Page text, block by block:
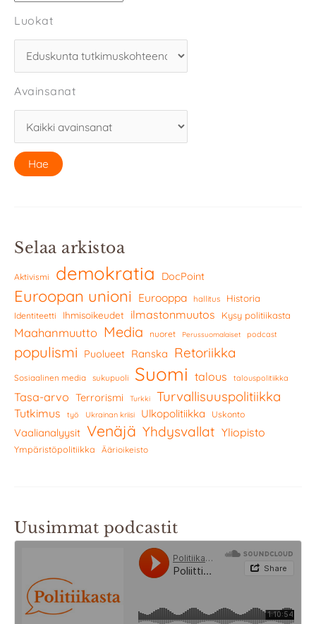
Luokat
Avainsanat
Selaa arkistoa
Aktivismi demokratia DocPoint
Euroopan unioni Eurooppa hallitus Historia
Identiteetti Ihmisoikeudet ilmastonmuutos Kysy politiikasta
Maahanmuutto Media nuoret Perussuomalaiset podcast
populismi Puolueet Ranska Retoriikka
Sosiaalinen media sukupuoli Suomi talous talouspolitiikka
Tasa-arvo Terrorismi Turkki Turvallisuuspolitiikka
Tutkimus työ Ukrainan kriisi Ulkopolitiikka Uskonto
Vaalianalyysit Venäjä Yhdysvallat Yliopisto
Ympäristöpolitiikka Äärioikeisto
Uusimmat podcastit